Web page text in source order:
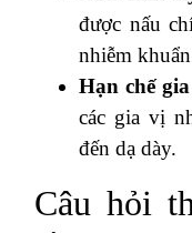
được nấu
nhiễm
Hạn chế
các gia vị
đến dạ dày.
Câu hỏi